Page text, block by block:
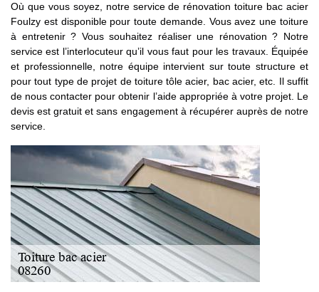
Où que vous soyez, notre service de rénovation toiture bac acier
Foulzy est disponible pour toute demande. Vous avez une toiture
à entretenir ? Vous souhaitez réaliser une rénovation ? Notre
service est l’interlocuteur qu’il vous faut pour les travaux. Équipée
et professionnelle, notre équipe intervient sur toute structure et
pour tout type de projet de toiture tôle acier, bac acier, etc. Il suffit
de nous contacter pour obtenir l’aide appropriée à votre projet. Le
devis est gratuit et sans engagement à récupérer auprès de notre
service.